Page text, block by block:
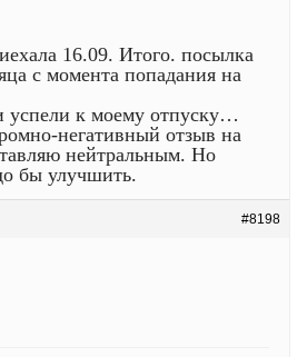
16.09. Итого. посылка
с момента попадания на
успели к моему отпуску…
негативный отзыв на
нейтральным. Но
бы улучшить.
#8198